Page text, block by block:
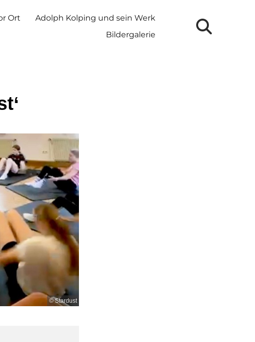
Ort
Adolph Kolping und sein Werk
Bildergalerie
© Stardust